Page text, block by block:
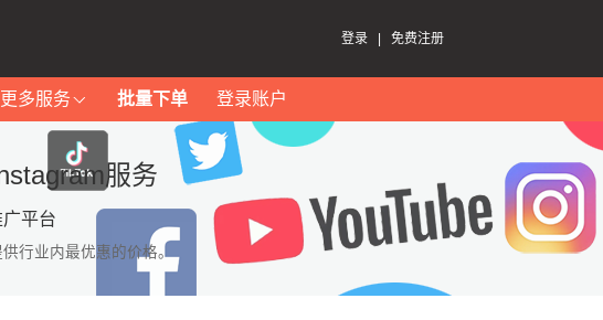
登录 免费注册
更多服务 批量下单 登录账户
服务
平台
行业内最优惠的价格。